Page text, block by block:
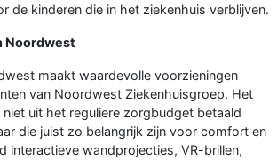
de kinderen die in het ziekenhuis verblijven.
Noordwest
maakt waardevolle voorzieningen
van Noordwest Ziekenhuisgroep. Het
niet uit het reguliere zorgbudget betaald
die juist zo belangrijk zijn voor comfort en
interactieve wandprojecties, VR-brillen,